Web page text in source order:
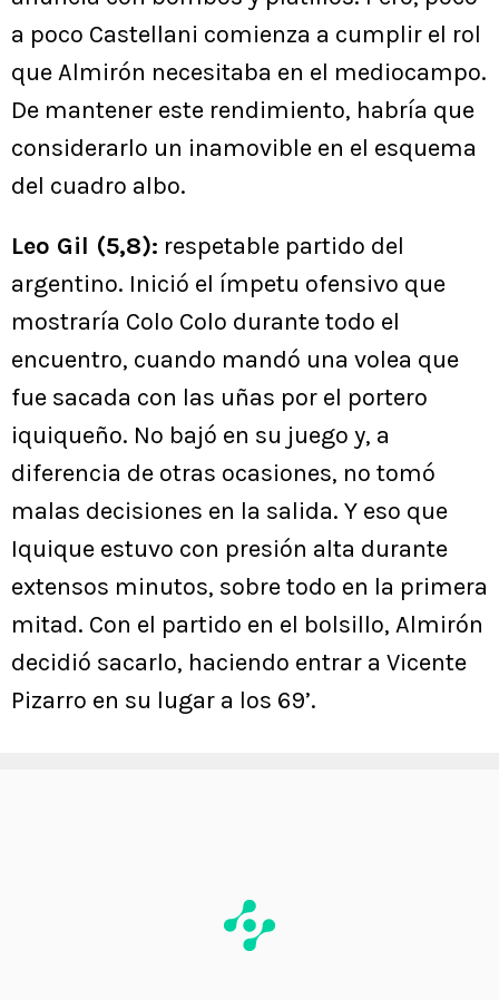
a poco Castellani comienza a cumplir el rol
que Almirón necesitaba en el mediocampo.
De mantener este rendimiento, habría que
considerarlo un inamovible en el esquema
del cuadro albo.
Leo Gil (5,8): respetable partido del
argentino. Inició el ímpetu ofensivo que
mostraría Colo Colo durante todo el
encuentro, cuando mandó una volea que
fue sacada con las uñas por el portero
iquiqueño. No bajó en su juego y, a
diferencia de otras ocasiones, no tomó
malas decisiones en la salida. Y eso que
Iquique estuvo con presión alta durante
extensos minutos, sobre todo en la primera
mitad. Con el partido en el bolsillo, Almirón
decidió sacarlo, haciendo entrar a Vicente
Pizarro en su lugar a los 69’.